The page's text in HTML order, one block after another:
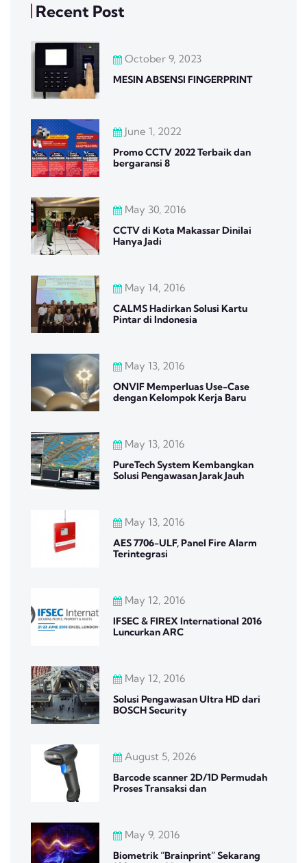
Recent Post
October 9, 2023
MESIN ABSENSI FINGERPRINT
June 1, 2022
Promo CCTV 2022 Terbaik dan
bergaransi 8
May 30, 2016
CCTV di Kota Makassar Dinilai
Hanya Jadi
May 14, 2016
CALMS Hadirkan Solusi Kartu
Pintar di Indonesia
May 13, 2016
ONVIF Memperluas Use-Case
dengan Kelompok Kerja Baru
May 13, 2016
PureTech System Kembangkan
Solusi Pengawasan Jarak Jauh
May 13, 2016
AES 7706-ULF, Panel Fire Alarm
Terintegrasi
May 12, 2016
IFSEC & FIREX International 2016
Luncurkan ARC
May 12, 2016
Solusi Pengawasan Ultra HD dari
BOSCH Security
August 5, 2026
Barcode scanner 2D/1D Permudah
Proses Transaksi dan
May 9, 2016
Biometrik “Brainprint” Sekarang